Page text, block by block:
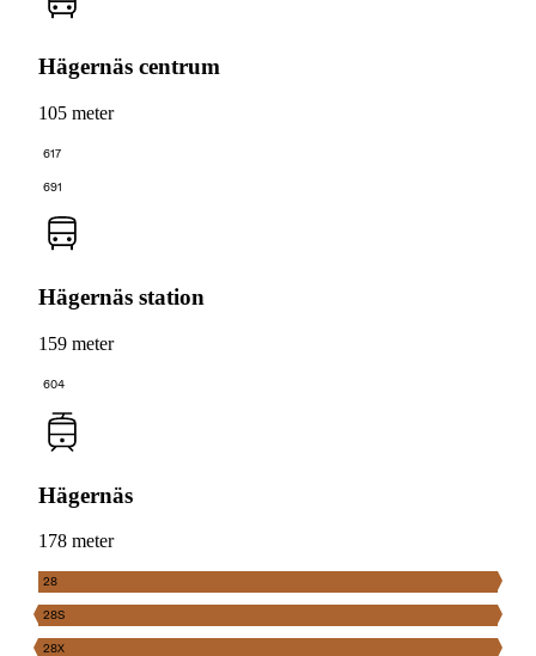
Hägernäs centrum
105 meter
617
691
Hägernäs station
159 meter
604
Hägernäs
178 meter
28
28S
28X